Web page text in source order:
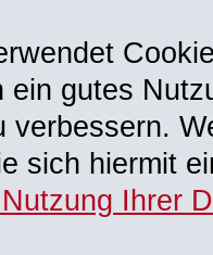
ein gutes
verbessern.
sich hiermit
Ihrer